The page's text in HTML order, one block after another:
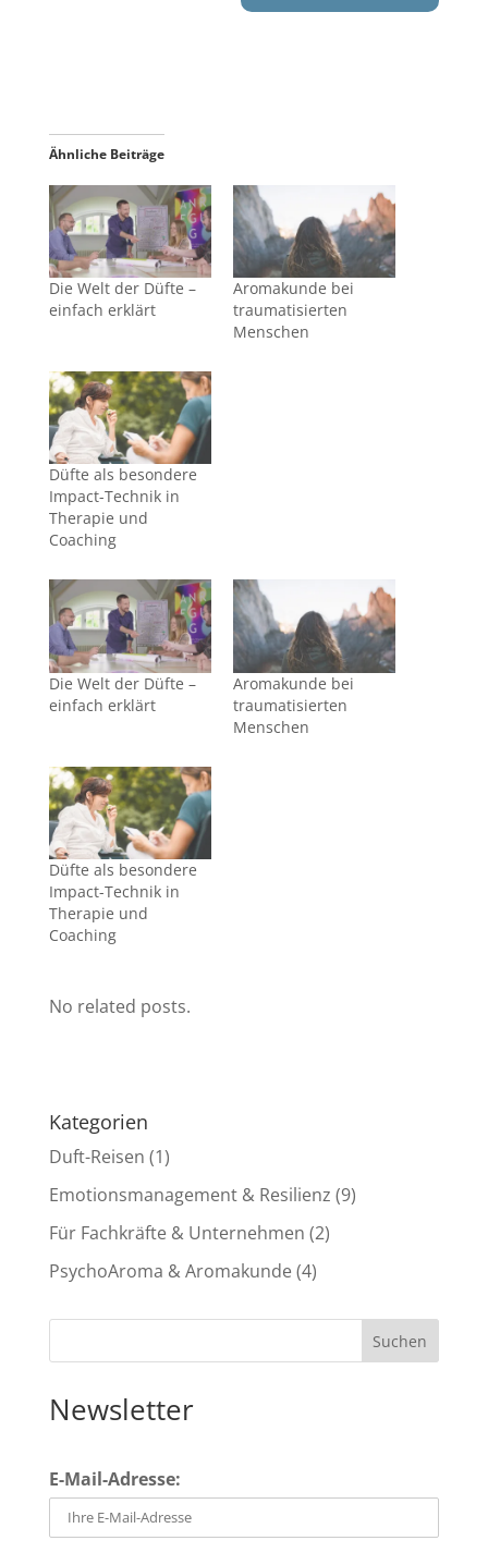
Ähnliche Beiträge
Die Welt der Düfte –
einfach erklärt
Aromakunde bei
traumatisierten
Menschen
Düfte als besondere
Impact-Technik in
Therapie und
Coaching
Die Welt der Düfte –
einfach erklärt
Aromakunde bei
traumatisierten
Menschen
Düfte als besondere
Impact-Technik in
Therapie und
Coaching
No related posts.
Kategorien
Duft-Reisen (1)
Emotionsmanagement & Resilienz (9)
Für Fachkräfte & Unternehmen (2)
PsychoAroma & Aromakunde(4)
Newsletter
E-Mail-Adresse: